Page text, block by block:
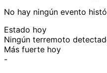
No hay ningún evento
Estado hoy
Ningún terremoto
Más fuerte hoy
-